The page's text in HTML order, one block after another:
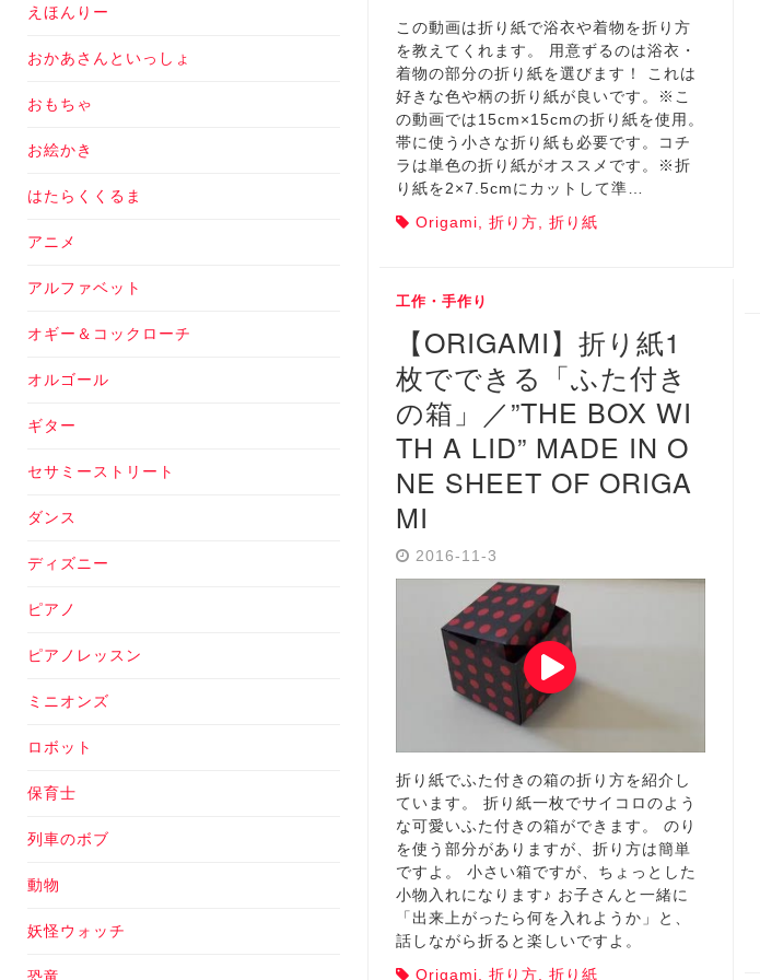
この動画は折り紙で浴衣や着物を折り方
を教えてくれます。 用意ずるのは浴衣・
着物の部分の折り紙を選びます！ これは
好きな色や柄の折り紙が良いです。※こ
の動画では15cm×15cmの折り紙を使用。
帯に使う小さな折り紙も必要です。コチ
ラは単色の折り紙がオススメです。※折
り紙を2×7.5cmにカットして準…
Origami, 折り方, 折り紙
工作・手作り
【ORIGAMI】折り紙1
枚でできる「ふた付き
の箱」／”THE BOX WI
TH A LID” MADE IN O
NE SHEET OF ORIGA
MI
2016-11-3
折り紙でふた付きの箱の折り方を紹介し
ています。 折り紙一枚でサイコロのよう
な可愛いふた付きの箱ができます。 のり
を使う部分がありますが、折り方は簡単
ですよ。 小さい箱ですが、ちょっとした
小物入れになります♪ お子さんと一緒に
「出来上がったら何を入れようか」と、
話しながら折ると楽しいですよ。
Origami, 折り方, 折り紙
えほんりー
おかあさんといっしょ
おもちゃ
お絵かき
はたらくくるま
アニメ
アルファベット
オギー＆コックローチ
オルゴール
ギター
セサミーストリート
ダンス
ディズニー
ピアノ
ピアノレッスン
ミニオンズ
ロボット
保育士
列車のボブ
動物
妖怪ウォッチ